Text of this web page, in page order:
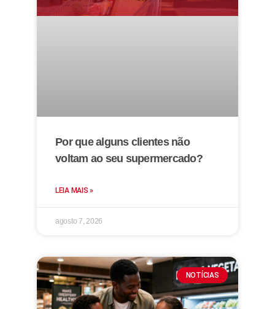
Por que alguns clientes não
voltam ao seu supermercado?
LEIA MAIS »
agosto 7, 2026
NOTÍCIAS